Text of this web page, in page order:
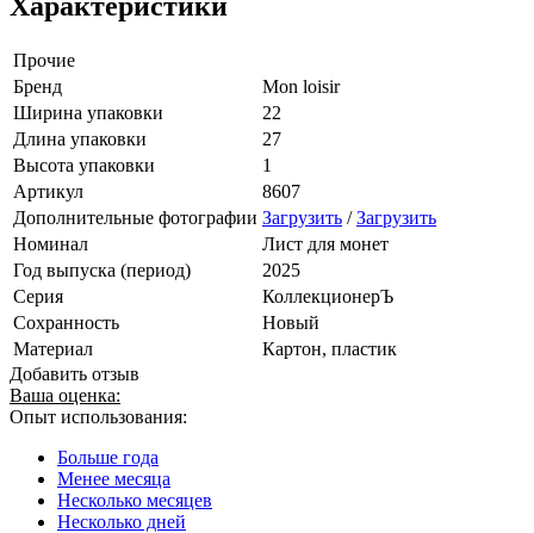
Прочие
Бренд
Mon loisir
Ширина упаковки
22
Длина упаковки
27
Высота упаковки
1
Артикул
8607
Дополнительные фотографии Загрузить /Загрузить
Номинал
Лист для монет
Год выпуска (период)
2025
Серия
КоллекционерЪ
Сохранность
Новый
Материал
Картон, пластик
Добавить отзыв
Ваша оценка:
Опыт использования:
Больше года
Менее месяца
Несколько месяцев
Несколько дней